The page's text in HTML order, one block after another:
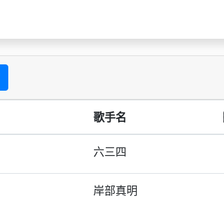
歌手名
六三四
岸部真明